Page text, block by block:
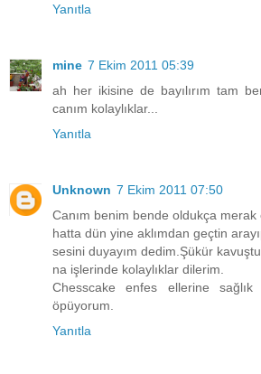
Yanıtla
mine 7 Ekim 2011 05:39
ah her ikisine de bayılırım tam
canım kolaylıklar...
Yanıtla
Unknown 7 Ekim 2011 07:50
Canım benim bende oldukça merak
hatta dün yine aklımdan geçtin
sesini duyayım dedim.Şükür
na işlerinde kolaylıklar dilerim.
Chesscake enfes ellerine
öpüyorum.
Yanıtla